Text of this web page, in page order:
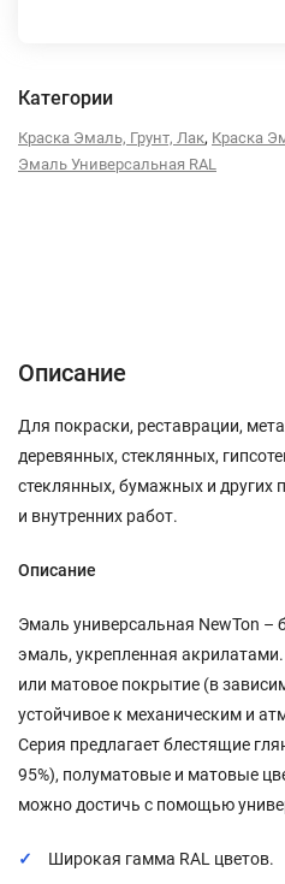
Категории
Краска Эмаль, Грунт, Лак, Краска
Эмаль Универсальная RAL
Описание
Для покраски, реставрации,
деревянных, стеклянных,
стеклянных, бумажных и других
и внутренних работ.
Описание
Эмаль универсальная NewTon –
эмаль, укрепленная
или матовое покрытие (в
устойчивое к механическим и
Серия предлагает блестящие
95%), полуматовые и матовые
можно достичь с помощью
Широкая гамма RAL цветов.